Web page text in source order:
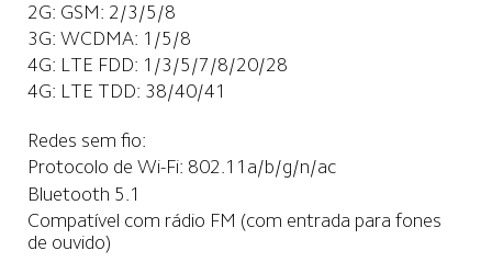
2G: GSM: 2/3/5/8
3G: WCDMA: 1/5/8
4G: LTE FDD: 1/3/5/7/8/20/28
4G: LTE TDD: 38/40/41
Redes sem fio:
Protocolo de Wi-Fi: 802.11a/b/g/n/ac
Bluetooth 5.1
Compatível com rádio FM (com entrada para fones
de ouvido)